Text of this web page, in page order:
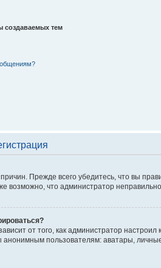
создаваемых тем
Прежде всего убедитесь, что вы
возможно, что администратор
от того, как администратор
пользователям: аватары,